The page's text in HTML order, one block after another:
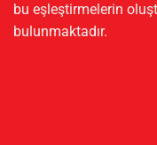
bu eşleştirmelerin
bulunmaktadır.